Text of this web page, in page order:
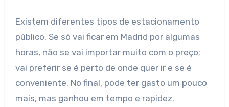
Existem diferentes tipos de estacionamento
público. Se só vai ficar em Madrid por algumas
horas, não se vai importar muito com o preço;
vai preferir se é perto de onde quer ir e se é
conveniente. No final, pode ter gasto um pouco
mais, mas ganhou em tempo e rapidez.